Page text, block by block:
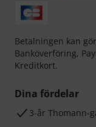
Betalningen kan
Banköverföring,
Kreditkort.
Dina fördelar
3-år Thomann-